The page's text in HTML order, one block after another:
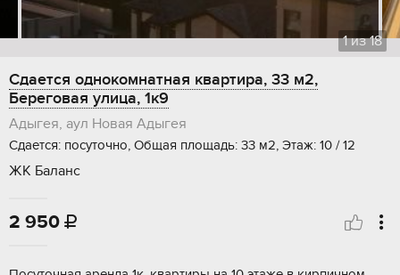
1из18
Сдается однокомнатная квартира, 33 м2,
Береговая улица, 1к9
Адыгея, аул Новая Адыгея
Сдается: посуточно, Общая площадь: 33 м2, Этаж: 10 / 12
ЖК Баланс
2 950 